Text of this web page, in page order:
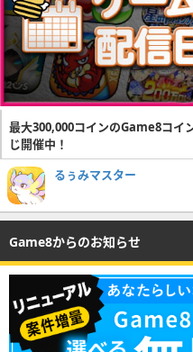
最大300,000コインのGame8コイ
じ開催中！
るぅみマスター
Game8からのお知らせ